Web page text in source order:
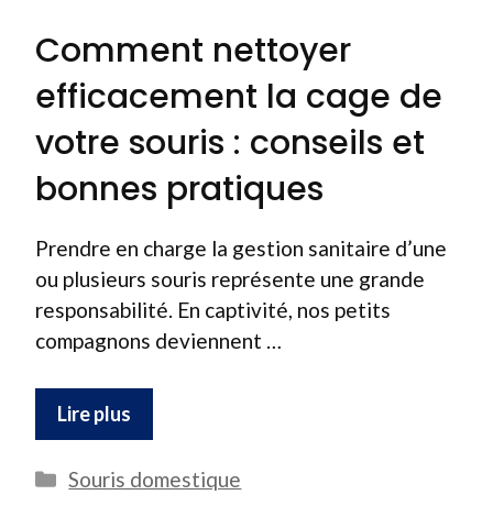
Comment nettoyer
efficacement la cage de
votre souris : conseils et
bonnes pratiques
Prendre en charge la gestion sanitaire d’une
ou plusieurs souris représente une grande
responsabilité. En captivité, nos petits
compagnons deviennent …
Lire plus
Catégories
Souris domestique